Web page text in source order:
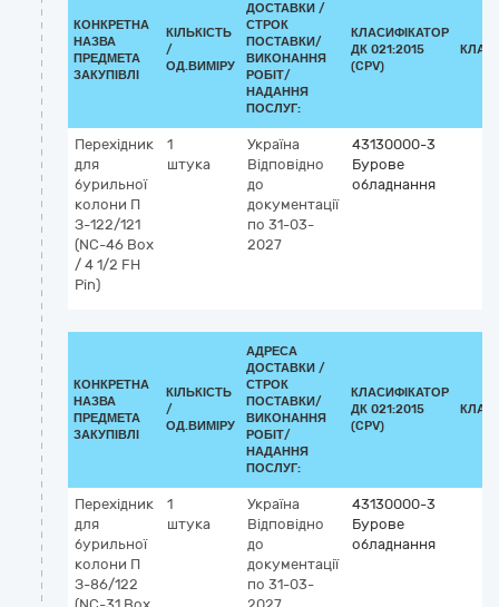
КОНКРЕТНА
НАЗВА
ПРЕДМЕТА
ЗАКУПІВЛІ
КІЛЬКІСТЬ
/
ОД.ВИМІРУ
ДОСТАВКИ /
СТРОК
ПОСТАВКИ/
ВИКОНАННЯ
РОБІТ/
НАДАННЯ
ПОСЛУГ:
КЛАСИФІКАТОР
ДК 021:2015
(CPV)
Перехідник
для
бурильної
колони П
З-122/121
(NC-46 Box
/ 4 1/2 FH
Pin)
1
штука
Україна
Відповідно
до
документації
по 31-03-
2027
43130000-3
Бурове
обладнання
КОНКРЕТНА
НАЗВА
ПРЕДМЕТА
ЗАКУПІВЛІ
КІЛЬКІСТЬ
/
ОД.ВИМІРУ
АДРЕСА
ДОСТАВКИ /
СТРОК
ПОСТАВКИ/
ВИКОНАННЯ
РОБІТ/
НАДАННЯ
ПОСЛУГ:
КЛАСИФІКАТОР
ДК 021:2015
(CPV)
Перехідник
для
бурильної
колони П
З-86/122
1
штука
Україна
Відповідно
до
документації
по 31-03-
43130000-3
Бурове
обладнання